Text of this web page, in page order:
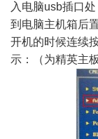
入电脑usb插口
到电脑主机箱后
开机的时候连续
示：（为精英主